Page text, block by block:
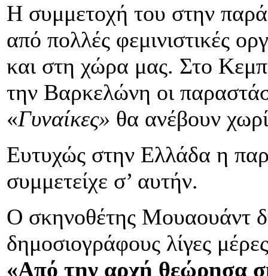
Η συμμετοχή του στην
από πολλές φεμινιστικές
και στη χώρα μας. Στο
την Βαρκελώνη οι
«Γυναίκες» θα ανέβουν
Ευτυχώς στην Ελλάδα η
συμμετείχε σ’ αυτήν.
Ο σκηνοθέτης Μουαουάντ
δημοσιογράφους λίγες
«Από την αρχή θεώρησα